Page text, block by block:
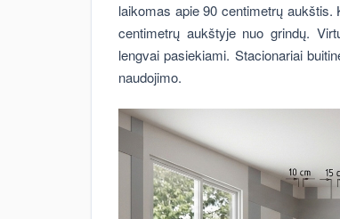
laikomas apie 90 centimetrų
centimetrų aukštyje nuo grindų.
lengvai pasiekiami. Stacionariai
naudojimo.